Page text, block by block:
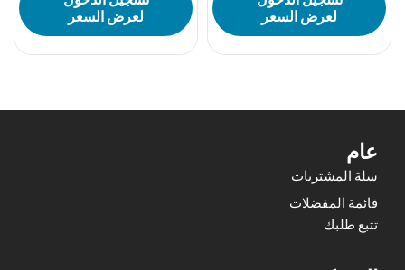
لعرض السعر لعرض السعر
عام
سلة المشتريات
قائمة المفضلات
تتبع طلبك